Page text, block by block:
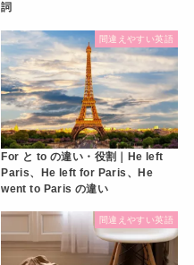
詞
間違えやすい英語
For と to の違い・役割｜He left
Paris、He left for Paris、He
went to Paris の違い
間違えやすい英語